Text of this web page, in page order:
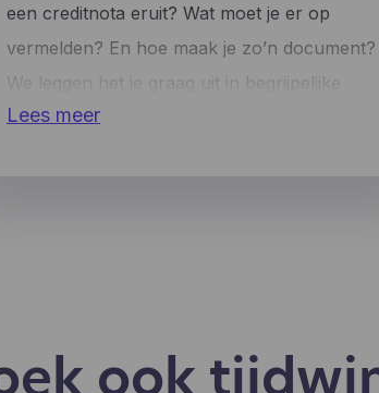
een creditnota eruit? Wat moet je er op
vermelden? En hoe maak je zo’n document?
We leggen het je graag uit in begrijpelijke
taal.
Lees meer
ook